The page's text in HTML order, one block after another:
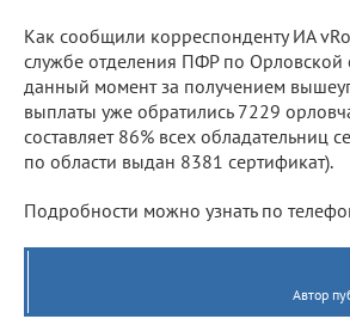
Как сообщили корреспонденту ИА
службе отделения ПФР по Орловской
данный момент за получением
выплаты уже обратились 7229
составляет 86% всех обладательниц
по области выдан 8381 сертификат).
Подробности можно узнать по
Автор